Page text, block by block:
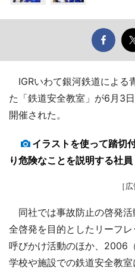
IGRいわて銀河鉄道による
た「鉄道安全教室」が6月3
開催された。
イラストを使って踏切
り危険なことを説明する社員
［広
同社では事故防止の啓発
全啓発を目的としたリーフ
呼びかけ活動のほか、2006
学校や施設での鉄道安全教